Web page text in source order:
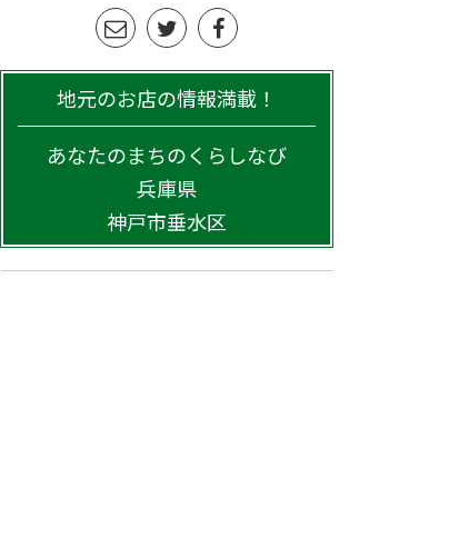
地元のお店の情報満載！
あなたのまちのくらしなび
兵庫県
神戸市垂水区